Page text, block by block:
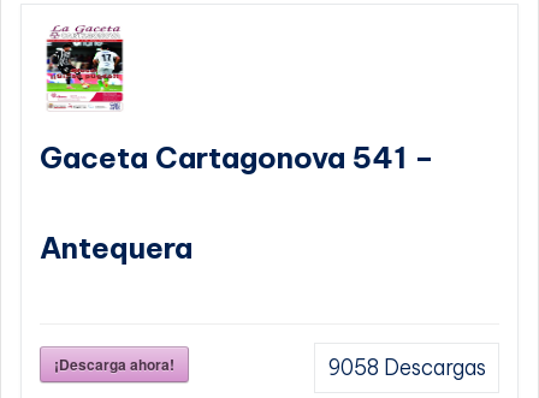
Gaceta Cartagonova 541 –
Antequera
¡Descarga ahora! 9058 Descargas